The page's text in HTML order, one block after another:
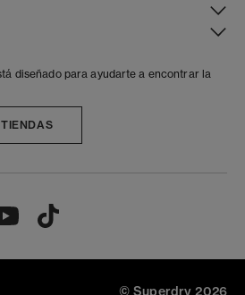
diseñado para ayudarte a encontrar la
© Superdry 2026